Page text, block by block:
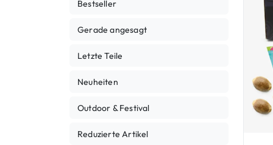
Bestseller
Gerade angesagt
Letzte Teile
Neuheiten
Outdoor & Festival
Reduzierte Artikel